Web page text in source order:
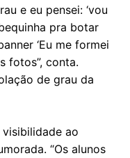
e eu pensei: ‘vou
pra botar
‘Eu me formei
fotos”, conta.
de grau da
ao
“Os alunos